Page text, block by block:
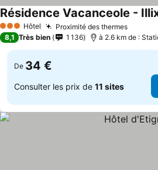
3 ÉtoilesHôtel Proximité des thermes
Résidence Vacanceole -
8,1 Très bien 1 136
De 34 €
Consulter les prix de 11 sites